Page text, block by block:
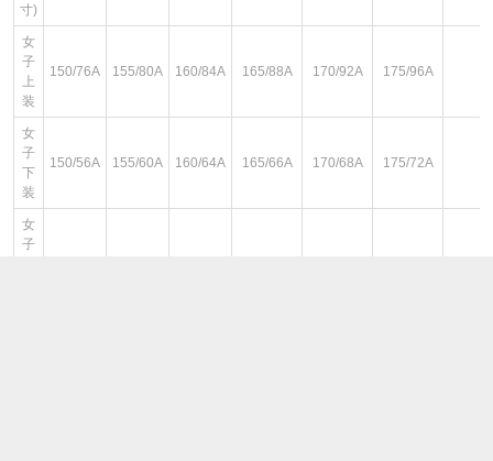
寸)
女
子
上
装
150/76A 155/80A 160/84A 165/88A 170/92A 175/96A
女
子
下
装
150/56A 155/60A 160/64A 165/66A 170/68A 175/72A
女
子